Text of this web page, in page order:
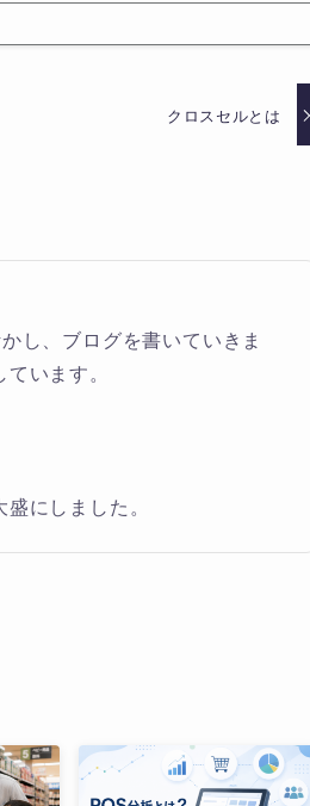
クロスセルとは
し、ブログを書いていきま
います。
にしました。